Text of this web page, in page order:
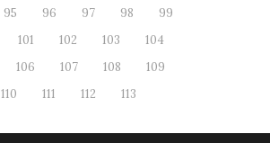
95 96 97 98
99
101 102 103
104
106 107 108
109
110
111 112 113